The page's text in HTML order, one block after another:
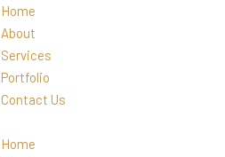
Home
About
Services
Portfolio
Contact Us
Home